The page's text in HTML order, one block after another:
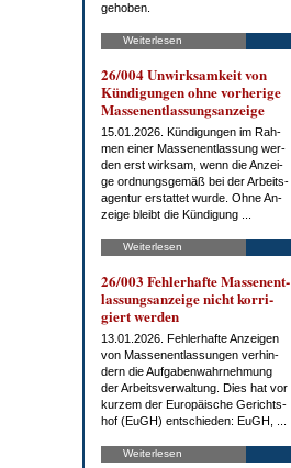
ge­ho­ben.
Weiterlesen
26/004 Un­wirk­sam­keit von
Kün­di­gun­gen oh­ne vor­he­ri­ge
Mas­sen­ent­las­sungs­an­zei­ge
15.01.2026. Kün­di­gun­gen im Rah­
men ei­ner Mas­sen­ent­las­sung wer­
den erst wirk­sam, wenn die An­zei­
ge ord­nungs­ge­mäß bei der Ar­beits­
agen­tur er­stat­tet wur­de. Oh­ne An­
zei­ge bleibt die Kün­di­gung ...
Weiterlesen
26/003 Feh­ler­haf­te Mas­sen­ent­
las­sungs­an­zei­ge nicht kor­ri­
giert wer­den
13.01.2026. Feh­ler­haf­te An­zei­gen
von Mas­sen­ent­las­sun­gen ver­hin­
dern die Auf­ga­ben­wahr­neh­mung
der Ar­beits­ver­wal­tung. Dies hat vor
kur­zem der Eu­ro­päi­sche Ge­richts­
hof (EuGH) ent­schie­den: EuGH, ...
Weiterlesen